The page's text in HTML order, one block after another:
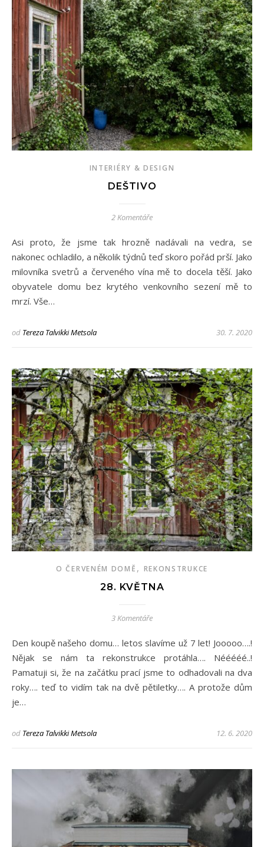
INTERIÉRY & DESIGN
DEŠTIVO
2 Komentáře
Asi proto, že jsme tak hrozně nadávali na vedra, se
nakonec ochladilo, a několik týdnů teď skoro pořád prší. Jako
milovníka svetrů a červeného vína mě to docela těší. Jako
obyvatele domu bez krytého venkovního sezení mě to
mrzí. Vše…
od Tereza Talvikki Metsola 30. 7. 2020
O ČERVENÉM DOMĚ , REKONSTRUKCE
28. KVĚTNA
3 Komentáře
Den koupě našeho domu… letos slavíme už 7 let! Jooooo….!
Nějak se nám ta rekonstrukce protáhla…. Nééééé..!
Pamatuji si, že na začátku prací jsme to odhadovali na dva
roky…. teď to vidím tak na dvě pětiletky…. A protože dům
je…
od Tereza Talvikki Metsola 12. 6. 2020